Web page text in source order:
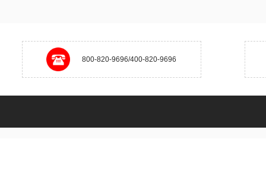
800-820-9696/400-820-9696